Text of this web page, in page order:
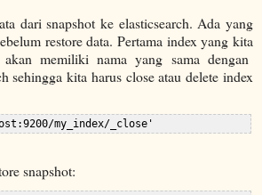
dari snapshot ke elasticsearch. Ada yang
restore data. Pertama index yang kita
akan memiliki nama yang sama dengan
sehingga kita harus close atau delete index
snapshot: